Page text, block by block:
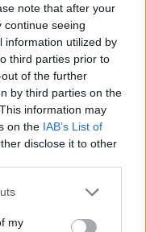
note that after your
continue seeing
information utilized by
third parties prior to
of the further
by third parties on the
information may
on the IAB’s List of
disclose it to other
one or more Google
You may click to
my
Candy